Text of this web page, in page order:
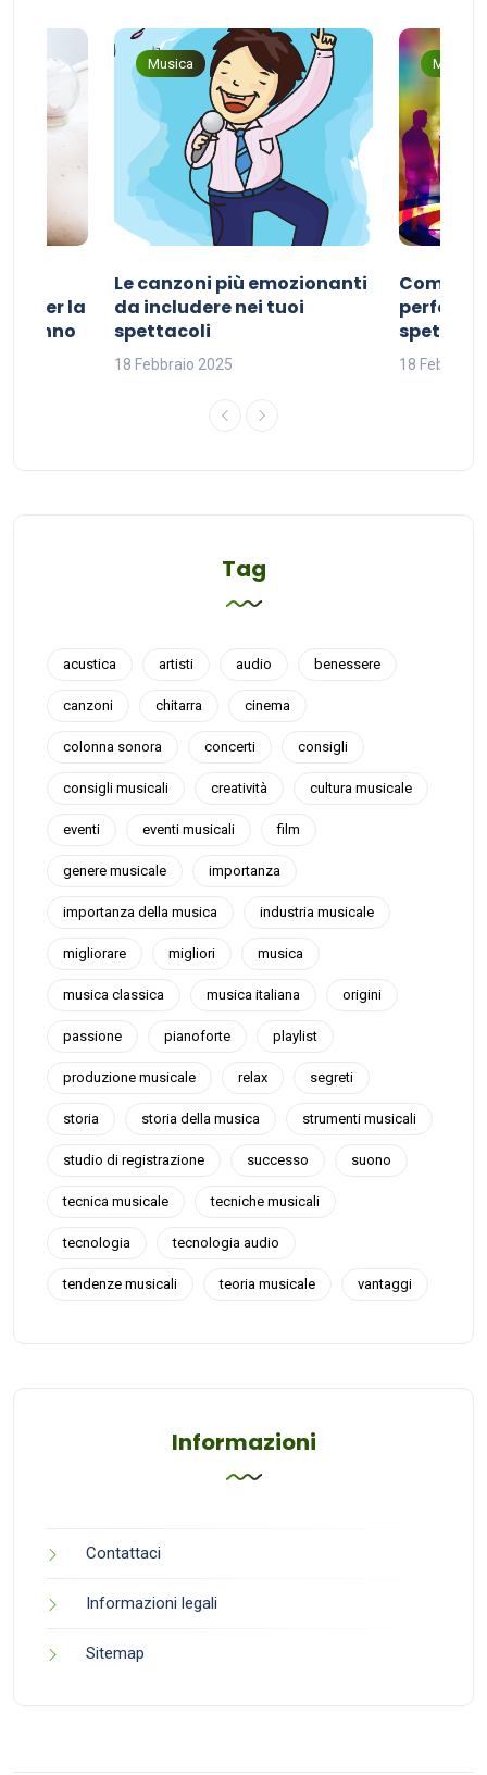
per la
sonno
Musica
Le canzoni più emozionanti
da includere nei tuoi
spettacoli
18 Febbraio 2025
Musica
Come
perfetta
18 Febbraio
Tag
acustica artisti audio benessere
canzoni chitarra cinema
colonna sonora concerti consigli
consigli musicali creatività cultura musicale
eventi eventi musicali film
genere musicale importanza
importanza della musica industria musicale
migliorare migliori musica
musica classica musica italiana origini
passione pianoforte playlist
produzione musicale relax segreti
storia storia della musica strumenti musicali
studio di registrazione successo suono
tecnica musicale tecniche musicali
tecnologia tecnologia audio
tendenze musicali teoria musicale vantaggi
Informazioni
Contattaci
Informazioni legali
Sitemap